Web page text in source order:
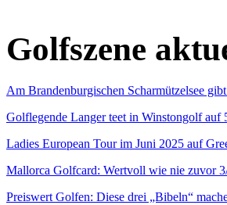
Golfszene
Am Brandenburgischen Scharmützelsee
Golflegende Langer teet in Winstongolf auf
Ladies European Tour im Juni 2025 auf
Mallorca Golfcard: Wertvoll wie nie zuvor
Preiswert Golfen: Diese drei „Bibeln“